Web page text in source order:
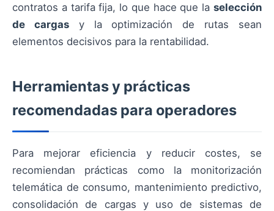
contratos a tarifa fija, lo que hace que la selección
de cargasy la optimización de rutas sean
elementos decisivos para la rentabilidad.
Herramientas y prácticas
recomendadas para operadores
Para mejorar eficiencia y reducir costes, se
recomiendan prácticas como la monitorización
telemática de consumo, mantenimiento predictivo,
consolidación de cargas y uso de sistemas de